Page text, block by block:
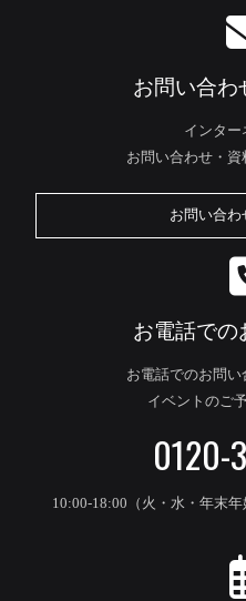
お問い合わ
インター
お問い合わせ・資
お問い合わ
お電話での
お電話でのお問い
イベントのご
0120-
10:00-18:00（火・水・年末